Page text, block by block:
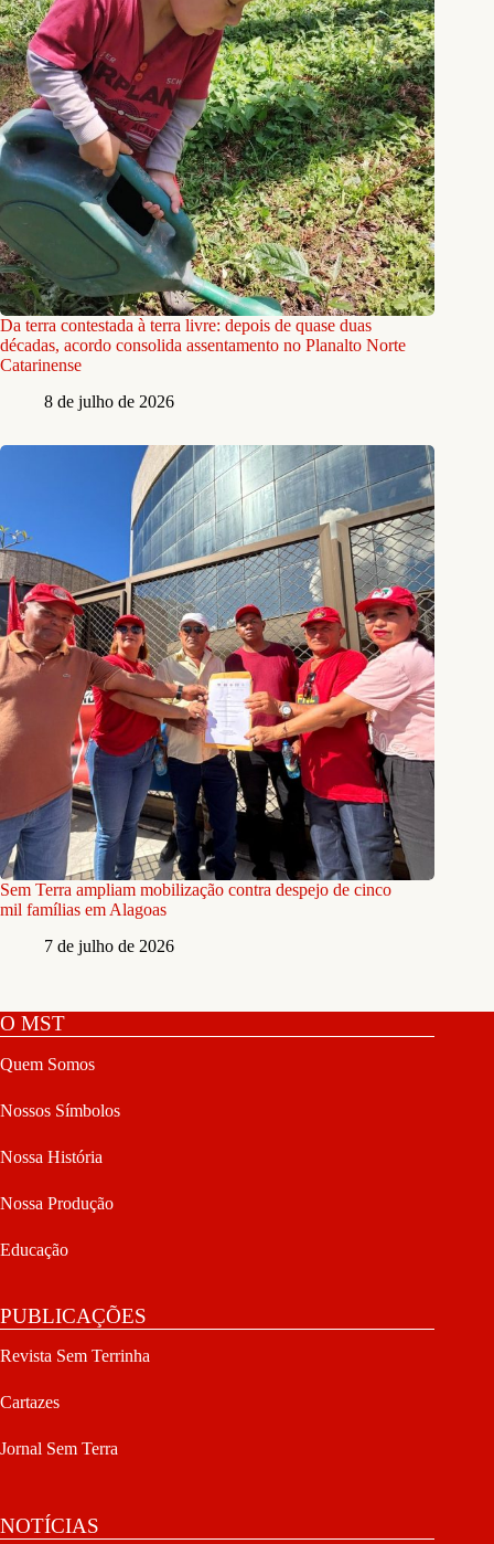
Da terra contestada à terra livre: depois de quase duas
décadas, acordo consolida assentamento no Planalto Norte
Catarinense
8 de julho de 2026
Sem Terra ampliam mobilização contra despejo de cinco
mil famílias em Alagoas
7 de julho de 2026
O MST
Quem Somos
Nossos Símbolos
Nossa História
Nossa Produção
Educação
PUBLICAÇÕES
Revista Sem Terrinha
Cartazes
Jornal Sem Terra
NOTÍCIAS